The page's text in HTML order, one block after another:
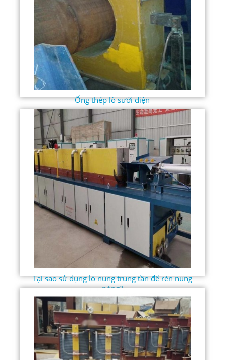
Ống thép lò sưởi điện
Tại sao sử dụng lò nung trung tần để rèn nung
nóng?